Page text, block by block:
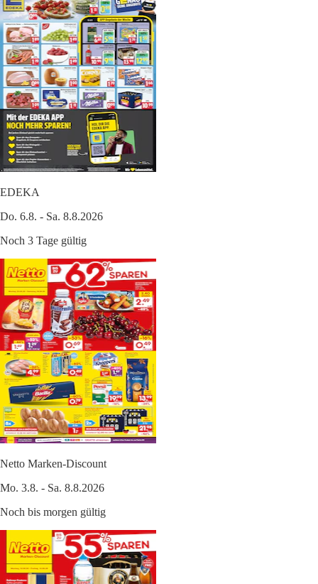
EDEKA
Do. 6.8. - Sa. 8.8.2026
Noch 3 Tage gültig
Netto Marken-Discount
Mo. 3.8. - Sa. 8.8.2026
Noch bis morgen gültig